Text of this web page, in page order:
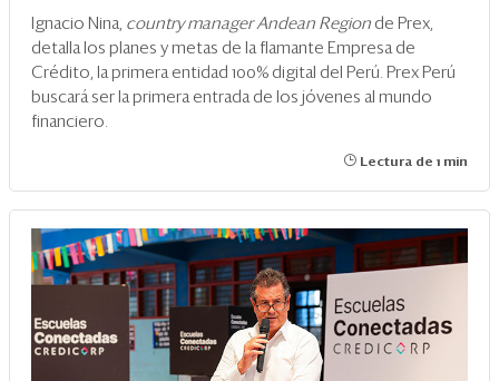
Ignacio Nina, country manager Andean Region de Prex,
detalla los planes y metas de la flamante Empresa de
Crédito, la primera entidad 100% digital del Perú. Prex Perú
buscará ser la primera entrada de los jóvenes al mundo
financiero.
Lectura de 1 min